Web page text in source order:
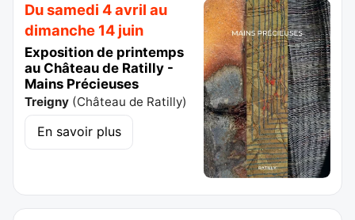
Du samedi 4 avril au
dimanche 14 juin
Exposition de printemps
au Château de Ratilly -
Mains Précieuses
Treigny (Château de Ratilly)
En savoir plus